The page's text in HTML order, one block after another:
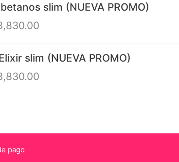
slim (NUEVA PROMO)
slim (NUEVA PROMO)
pago